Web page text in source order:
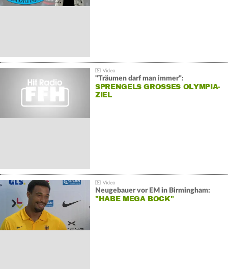
"Träumen darf man immer":
SPRENGELS GROSSES OLYMPIA-Z
IEL
Neugebauer vor EM in Birmingham:
"HABE MEGA BOCK"